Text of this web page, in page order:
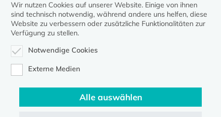
Diese Seite gehört zum Portalkirche-mv.de
Wir nutzen Cookies auf unserer Website. Einige von ihnen
sind technisch notwendig, während andere uns helfen, diese
Website zu verbessern oder zusätzliche Funktionalitäten zur
Verfügung zu stellen.
Notwendige Cookies
Externe Medien
Alle auswählen